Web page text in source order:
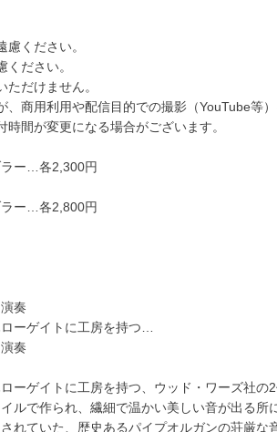
ください。
ださい。
だけません。
商用利用や配信目的での撮影（YouTube等）
間が変更になる場合がございます。
ー…各2,300円
ー…各2,800円
奏
ーゲイトに工房を持つ…
奏
ーゲイトに工房を持つ、ウッド・ワーズ社
ルで作られ、繊細で温かい美しい音が出る所
れていた、歴史あるパイプオルガンの荘厳な